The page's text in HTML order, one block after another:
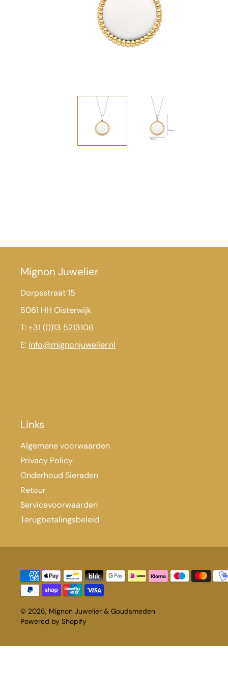
Mignon Juwelier
Dorpsstraat 15
5061 HH Oisterwijk
T:+31 (0)13 5213106
E: info@mignonjuwelier.nl
Links
Algemene voorwaarden
Privacy Policy
Onderhoud Sieraden
Retour
Servicevoorwaarden
Terugbetalingsbeleid
© 2026, Mignon Juwelier & Goudsmeden
Powered by Shopify